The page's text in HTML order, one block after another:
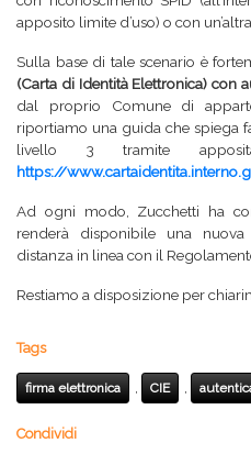
apposito limite d’uso) o con
Sulla base di tale scenario è
(Carta di Identità Elettronica) con
dal proprio Comune di
riportiamo una guida che spiega
livello 3 tramite
https://
Ad ogni modo, Zucchetti ha
renderà disponibile una
distanza in linea con il
Restiamo a disposizione per
Tags
firma elettronica CIE
Condividi